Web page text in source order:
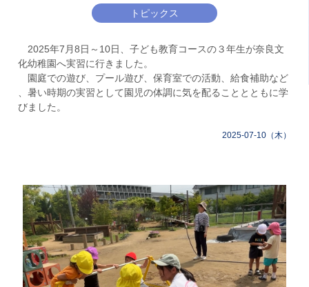
トピックス
2025年7月8日～10日、子ども教育コースの３年生が奈良文
化幼稚園へ実習に行きました。
園庭での遊び、プール遊び、保育室での活動、給食補助など
、暑い時期の実習として園児の体調に気を配ることとともに学
びました。
2025-07-10（木）